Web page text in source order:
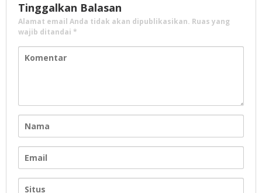
Tinggalkan Balasan
Alamat email Anda tidak akan dipublikasikan. Ruas yang
wajib ditandai *